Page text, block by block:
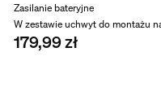
Zasilanie bateryjne
W zestawie uchwyt do montażu
179,99 zł